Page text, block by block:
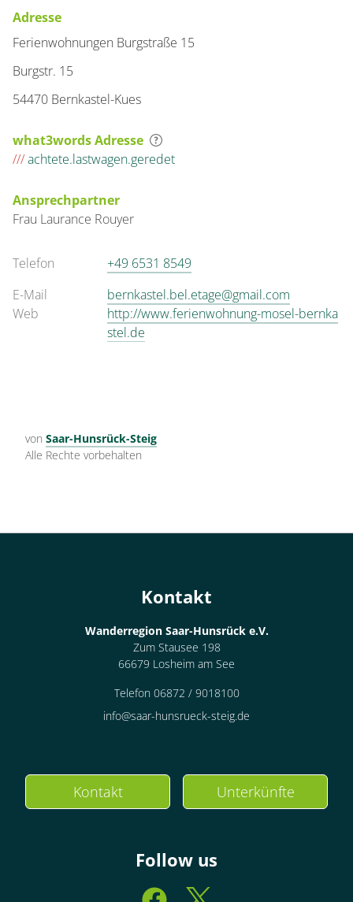
Adresse
Ferienwohnungen Burgstraße 15
Burgstr. 15
54470 Bernkastel-Kues
what3words Adresse
///achtete.lastwagen.geredet
Ansprechpartner
Frau Laurance Rouyer
Telefon
+49 6531 8549
E-Mail
bernkastel.bel.etage@gmail.com
Web
http://www.ferienwohnung-mosel-bernka
stel.de
von Saar-Hunsrück-Steig
Alle Rechte vorbehalten
Kontakt
Wanderregion Saar-Hunsrück e.V.
Zum Stausee 198
66679 Losheim am See
Telefon 06872 / 9018100
info@saar-hunsrueck-steig.de
Kontakt Unterkünfte
Follow us